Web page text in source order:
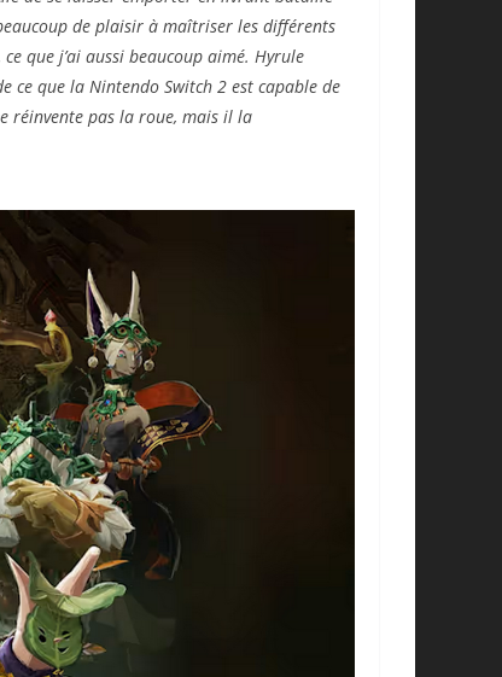
de plaisir à maîtriser les différents
que j’ai aussi beaucoup aimé. Hyrule
ce que la Nintendo Switch 2 est capable de
réinvente pas la roue, mais il la